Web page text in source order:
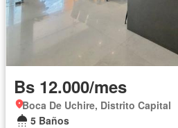
Bs 12.000/mes
Boca De Uchire, Distrito Capital
5 Baños